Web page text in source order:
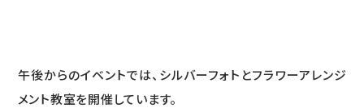
午後からのイベントでは、シルバーフォトとフラワーアレンジ
メント教室を開催しています。